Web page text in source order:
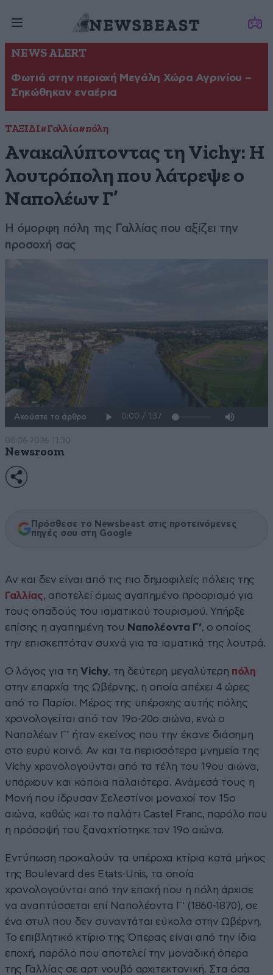
NEWS ALERT
Φωτιά στην περιοχή Μεγάλη Χώρα Αγρινίου –
Σηκώθηκαν εναέρια
ΤΑΞΙΔΙ#Γαλλία#πόλη
Ανακαλύπτοντας τη Vichy: Η
λουτρόπολη που λάτρεψε ο
Ναπολέων Γ’
Η όμορφη πόλη της Γαλλίας που αξίζει την
προσοχή σας
Ακούστε το άρθρο
08·06·2026 11:30
Newsroom
Πρόσθεσε το Newsbeast στις προτεινόμενες
πηγές σου στη Google
Αν και δεν είναι από τις πιο δημοφιλείς πόλεις της
Γαλλίας, αποτελεί όμως αγαπημένο προορισμό για
τους οπαδούς του ιαματικού τουρισμού. Υπήρξε
επίσης η αγαπημένη του Ναπολέοντα Γ’, ο οποίος
την επισκεπτόταν συχνά για τα ιαματικά της λουτρά.
Ο λόγος για τη Vichy, τη δεύτερη μεγαλύτερη πόλη
στην επαρχία της Ωβέρνης, η οποία απέχει 4 ώρες
από το Παρίσι. Μέρος της υπέροχης αυτής πόλης
χρονολογείται από τον 19ο-20ο αιώνα, ενώ ο
Ναπολέων Γ’ ήταν εκείνος που την έκανε διάσημη
στο ευρύ κοινό. Αν και τα περισσότερα μνημεία της
Vichy χρονολογούνται από τα τέλη του 19ου αιώνα,
υπάρχουν και κάποια παλαιότερα. Ανάμεσά τους η
Μονή που ίδρυσαν Σελεστίνοι μοναχοί τον 15ο
αιώνα, καθώς και το παλάτι Castel Franc, παρόλο που
η πρόσοψή του ξαναχτίστηκε τον 19ο αιώνα.
Εντύπωση προκαλούν τα υπέροχα κτίρια κατά μήκος
της Boulevard des Etats-Unis, τα οποία
χρονολογούνται από την εποχή που η πόλη άρχισε
να αναπτύσσεται επί Ναπολέοντα Γ’ (1860-1870), σε
ένα στυλ που δεν συναντάται εύκολα στην Ωβέρνη.
Το επιβλητικό κτίριο της Όπερας είναι από την ίδια
εποχή, παρόλο που αποτελεί την μοναδική όπερα
της Γαλλίας σε αρτ νουβό αρχιτεκτονική. Στα όσα